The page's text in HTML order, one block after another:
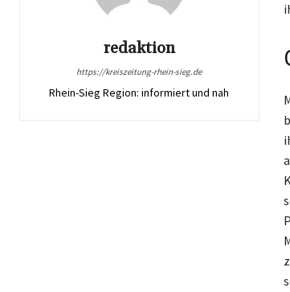
redaktion
https://kreiszeitung-rhein-sieg.de
Rhein-Sieg Region: informiert und nah